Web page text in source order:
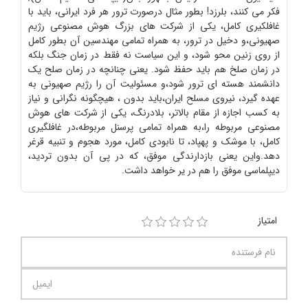
فکر می کنند، بلرزد! بطور مثال درصورت ترور هر فرد ایرانی، باید با
غافلکیری کامل، یکی از شرکت های بزرگ هوش مصنوعی رژیم
صهیونی،و دخیل در ترور، به همراه تمامی مهندسین آن بطور کامل
از روی زنین محو شود، و این سیاست نه فقط در زمان جنگ بلکه
در زمان صلخ هم باید حفظ شود. یعنی چنانچه در زمان صلح یک
دانشمند هسته ای ترور شود،و مسئولیت آن را رژیم صهیونی به
عهده گیرد، نیروی مسلح ایران،باید بدون ، هیچگونه نگرانی و نیاز
به کسب اجازه از مقام بالاتر، بلادرنگ، یکی از شرکت های هوش
مصنوعی مربوطه را،به همراه تمامی پرسنل مربوطه،در غافلگیری
کامل، با موشک و پهپاد، تا نابودی کامل، مورد هجوم و تنبیه قرغر
دهد.واین یعنی بازدارندگی موفق، که در پی آن بدون تردید،
دیپلماسی موفق را هم در یر خواهد داشت.
امتیاز